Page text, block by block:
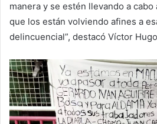
manera y se estén llevando a
que los están volviendo afines a
delincuencial”, destacó Víctor